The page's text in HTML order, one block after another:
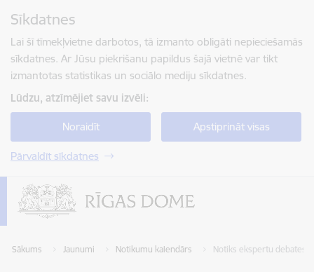
Sīkdatnes
Lai šī tīmekļvietne darbotos, tā izmanto obligāti nepieciešamās
sīkdatnes. Ar Jūsu piekrišanu papildus šajā vietnē var tikt
izmantotas statistikas un sociālo mediju sīkdatnes.
Lūdzu, atzīmējiet savu izvēli:
Noraidīt Apstiprināt visas
Pārvaldīt sīkdatnes
Sākums Jaunumi Notikumu kalendārs Notiks ekspertu debates